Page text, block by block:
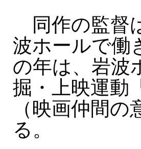
同作の監督
波ホールで働
の年は、岩波
掘・上映運動
（映画仲間
る。